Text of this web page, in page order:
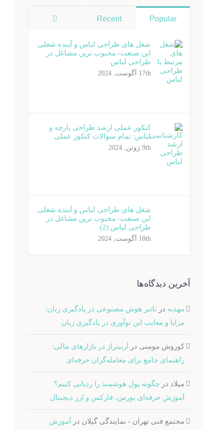
Popular
Recent
شغل های طراحی لباس و آینده شغلی
این صنعت- محبوب ترین مشاغل در
طراحی لباس
17th آگوست, 2024
کنکور عملی ارشد طراحی پارچه و
لباس: تمام سوالات کنکور عملی
9th ژوئن, 2024
شغل های طراحی لباس و آینده شغلی
این صنعت- محبوب ترین مشاغل در
طراحی لباس (2)
18th آگوست, 2024
آخرین دیدگاه‌ها
مهدیه درتاثیر هوش مصنوعی در یادگیری زبان:
مزایا و معایب این نوآوری در یادگیری زبان
کوروش مومنی در
آربیتراژ در بازارهای مالی:
راهنمای جامع برای معامله‌گران حرفه‌ای
میلاد در چگونه پول هوشمند را ردیابی کنیم؟
آموزش حرفه‌ای بورس، فارکس و ارز دیجیتال
مجتمع فنی تهران - نمایندگی گیلان در
آموزش